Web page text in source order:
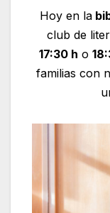
Hoy en la
club de
17:30 h o
familias con